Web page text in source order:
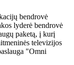
bendrovė
lyderė bendrovė
paketą, į kurį
televizijos
"Omni